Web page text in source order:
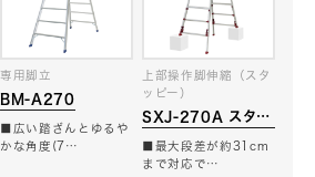
BM-A270
専用脚立
■広い踏ざんとゆるや
かな角度(7…
SXJ-270A スタッ
上部操作脚伸縮（スタ
ッピー）
■最大段差が約31cm
まで対応で…